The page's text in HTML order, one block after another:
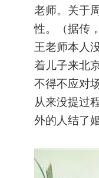
老师。关于
性。（据传
王老师本人
着儿子来北
不得不应对
从来没提过
外的人结了婚